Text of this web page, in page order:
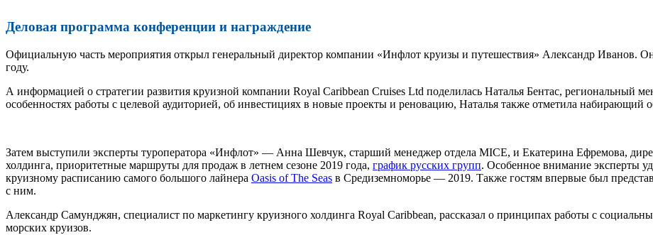
Деловая программа конференции и награждение
Официальную часть мероприятия открыл генеральный директор компании «Инфлот круизы и путешествия» Александр Иванов.
году.
А информацией о стратегии развития круизной компании Royal Caribbean Cruises Ltd поделилась Наталья Бентас, региональный
особенностях работы с целевой аудиторией, об инвестициях в новые проекты и реновацию, Наталья также отметила набирающий
Затем выступили эксперты туроператора «Инфлот» — Анна Шевчук, старший менеджер отдела MICE, и Екатерина Ефремова,
холдинга, приоритетные маршруты для продаж в летнем сезоне 2019 года, график русских групп. Особенное внимание эксперты
круизному расписанию самого большого лайнера Oasis of The Seas в Средиземноморье — 2019. Также гостям впервые был
с ним.
Александр Самунджян, специалист по маркетингу круизного холдинга Royal Caribbean, рассказал о принципах работы с
морских круизов.